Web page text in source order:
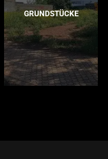
GRUNDSTÜCKE